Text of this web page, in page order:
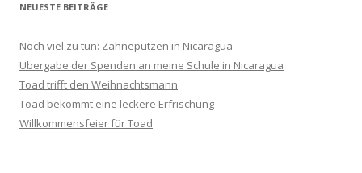
NEUESTE BEITRÄGE
Noch viel zu tun: Zähneputzen in Nicaragua
Übergabe der Spenden an meine Schule in Nicaragua
Toad trifft den Weihnachtsmann
Toad bekommt eine leckere Erfrischung
Willkommensfeier für Toad